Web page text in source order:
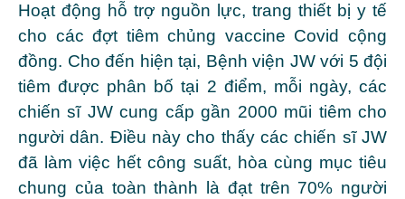
Hoạt động hỗ trợ nguồn lực, trang thiết bị y tế
cho các đợt tiêm chủng vaccine Covid cộng
đồng. Cho đến hiện tại, Bệnh viện JW với 5 đội
tiêm được phân bố tại 2 điểm, mỗi ngày, các
chiến sĩ JW cung cấp gần 2000 mũi tiêm cho
người dân. Điều này cho thấy các chiến sĩ JW
đã làm việc hết công suất, hòa cùng mục tiêu
chung của toàn thành là đạt trên 70% người